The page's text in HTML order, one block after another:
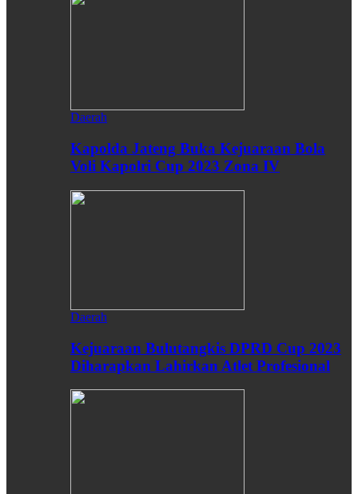
Daerah
Kapolda Jateng Buka Kejuaraan Bola
Voli Kapolri Cup 2023 Zona IV
Daerah
Kejuaraan Bulutangkis DPRD Cup 2023
Diharapkan Lahirkan Atlet Profesional